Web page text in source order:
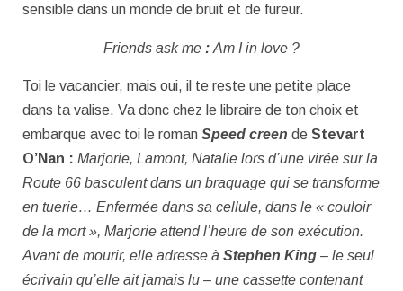
sensible dans un monde de bruit et de fureur.
Friends ask me : Am I in love ?
Toi le vacancier, mais oui, il te reste une petite place
dans ta valise. Va donc chez le libraire de ton choix et
embarque avec toi le roman Speed creen de Stevart
O’Nan : Marjorie, Lamont, Natalie lors d’une virée sur la
Route 66 basculent dans un braquage qui se transforme
en tuerie… Enfermée dans sa cellule, dans le « couloir
de la mort », Marjorie attend l’heure de son exécution.
Avant de mourir, elle adresse à Stephen King – le seul
écrivain qu’elle ait jamais lu – une cassette contenant